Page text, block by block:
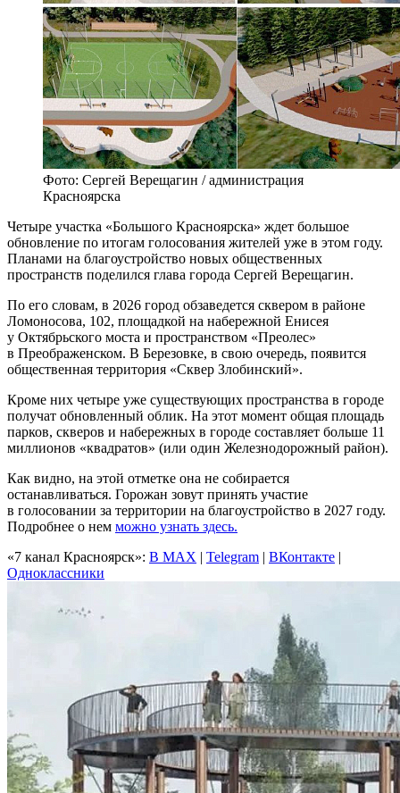
Фото: Сергей Верещагин / администрация
Красноярска
Четыре участка «Большого Красноярска» ждет большое
обновление по итогам голосования жителей уже в этом году.
Планами на благоустройство новых общественных
пространств поделился глава города Сергей Верещагин.
По его словам, в 2026 город обзаведется сквером в районе
Ломоносова, 102, площадкой на набережной Енисея
у Октябрьского моста и пространством «Преолес»
в Преображенском. В Березовке, в свою очередь, появится
общественная территория «Сквер Злобинский».
Кроме них четыре уже существующих пространства в городе
получат обновленный облик. На этот момент общая площадь
парков, скверов и набережных в городе составляет больше 11
миллионов «квадратов» (или один Железнодорожный район).
Как видно, на этой отметке она не собирается
останавливаться. Горожан зовут принять участие
в голосовании за территории на благоустройство в 2027 году.
Подробнее о нем можно узнать здесь.
«7 канал Красноярск»: В MAX | Telegram | ВКонтакте |
Одноклассники